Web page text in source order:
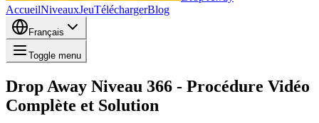
AccueilNiveauxJeuTéléchargerBlog
Français
Toggle menu
Drop Away Niveau 366 - Procédure Vidéo
Complète et Solution